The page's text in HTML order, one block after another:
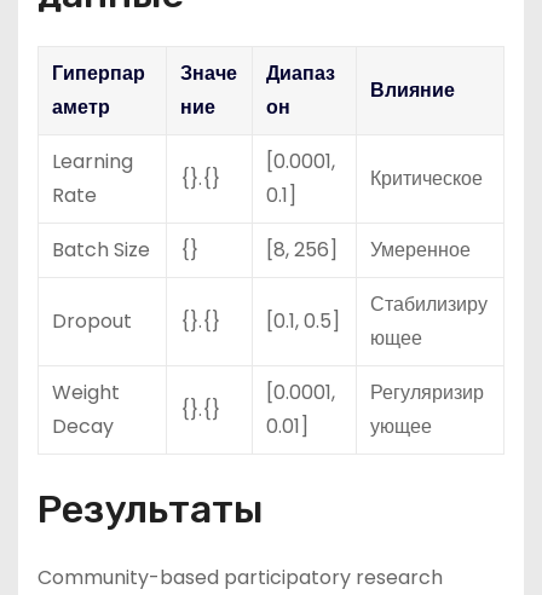
Гиперпар
аметр
Значе
ние
Диапаз
он
Влияние
Learning
Rate
{}.{}
[0.0001,
0.1]
Критическое
Batch Size {} [8, 256] Умеренное
Dropout {}.{} [0.1, 0.5]
Стабилизиру
ющее
Weight
Decay
{}.{}
[0.0001,
0.01]
Регуляризир
ующее
Результаты
Community-based participatory research